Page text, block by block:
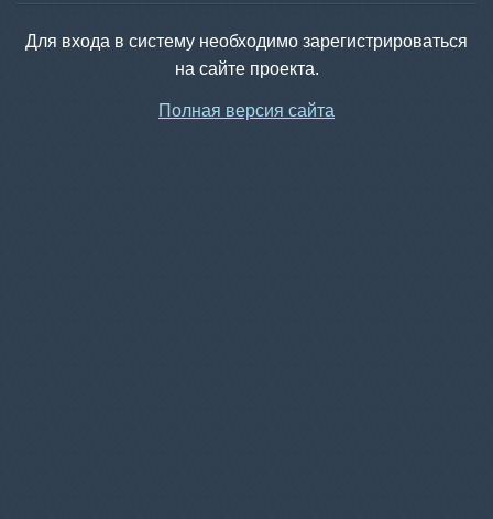
Для входа в систему необходимо зарегистрироваться
на сайте проекта.
Полная версия сайта